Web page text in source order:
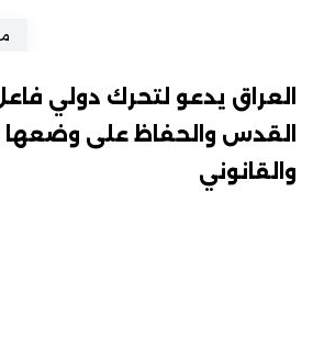
العراق يدعو لتحرك دولي
القدس والحفاظ على وضعها
والقانوني